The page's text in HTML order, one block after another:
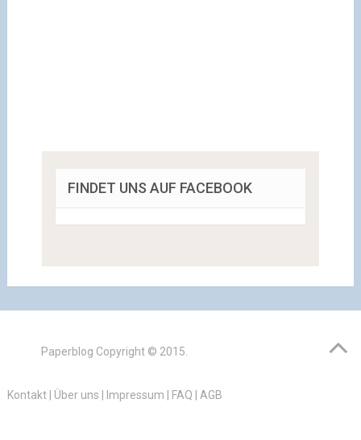
FINDET UNS AUF FACEBOOK
Paperblog Copyright © 2015.
Kontakt| Über uns | Impressum | FAQ | AGB